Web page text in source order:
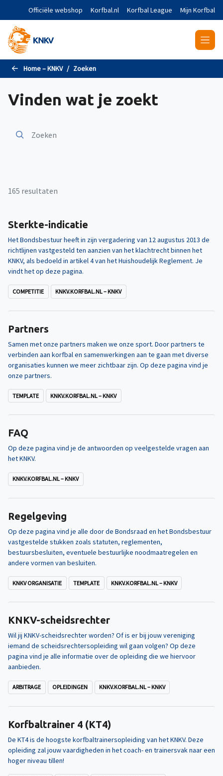
Naar de hoofdinhoud gaan
Officiële webshop Korfbal.nl Korfbal League Mijn Korfbal
Home – KNKV Zoeken
Vinden wat je zoekt
165 resultaten
Sterkte-indicatie
Het Bondsbestuur heeft in zijn vergadering van 12 augustus 2013 de
richtlijnen vastgesteld ten aanzien van het klachtrecht binnen het
KNKV, als bedoeld in artikel 4 van het Huishoudelijk Reglement. Je
vindt het op deze pagina.
COMPETITIE KNKV.KORFBAL.NL – KNKV
Partners
Samen met onze partners maken we onze sport. Door partners te
verbinden aan korfbal en samenwerkingen aan te gaan met diverse
organisaties kunnen we meer zichtbaar zijn. Op deze pagina vind je
onze partners.
TEMPLATE KNKV.KORFBAL.NL – KNKV
FAQ
Op deze pagina vind je de antwoorden op veelgestelde vragen aan
het KNKV.
KNKV.KORFBAL.NL – KNKV
Regelgeving
Op deze pagina vind je alle door de Bondsraad en het Bondsbestuur
vastgestelde stukken zoals statuten, reglementen,
bestuursbesluiten, eventuele bestuurlijke noodmaatregelen en
andere vormen van besluiten.
KNKV ORGANISATIE TEMPLATE KNKV.KORFBAL.NL – KNKV
KNKV-scheidsrechter
Wil jij KNKV-scheidsrechter worden? Of is er bij jouw vereniging
iemand de scheidsrechtersopleiding wil gaan volgen? Op deze
pagina vind je alle informatie over de opleiding die we hiervoor
aanbieden.
ARBITRAGE OPLEIDINGEN KNKV.KORFBAL.NL – KNKV
Korfbaltrainer 4 (KT4)
De KT4 is de hoogste korfbaltrainersopleiding van het KNKV. Deze
opleiding zal jouw vaardigheden in het coach- en trainersvak naar een
hoger niveau tillen!